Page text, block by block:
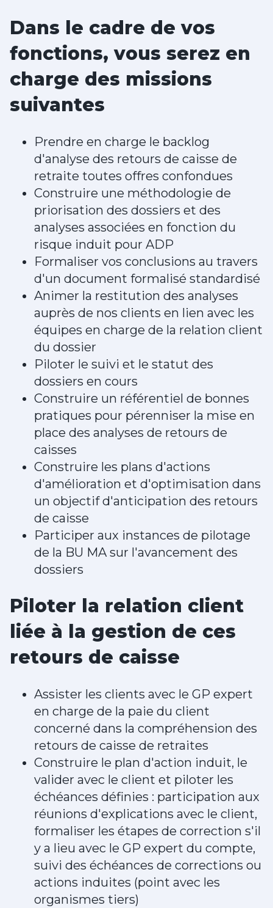
Dans le cadre de vos
fonctions, vous serez en
charge des missions
suivantes
Prendre en charge le backlog
d'analyse des retours de caisse de
retraite toutes offres confondues
Construire une méthodologie de
priorisation des dossiers et des
analyses associées en fonction du
risque induit pour ADP
Formaliser vos conclusions au travers
d'un document formalisé standardisé
Animer la restitution des analyses
auprès de nos clients en lien avec les
équipes en charge de la relation client
du dossier
Piloter le suivi et le statut des
dossiers en cours
Construire un référentiel de bonnes
pratiques pour pérenniser la mise en
place des analyses de retours de
caisses
Construire les plans d'actions
d'amélioration et d'optimisation dans
un objectif d'anticipation des retours
de caisse
Participer aux instances de pilotage
de la BU MA sur l'avancement des
dossiers
Piloter la relation client
liée à la gestion de ces
retours de caisse
Assister les clients avec le GP expert
en charge de la paie du client
concerné dans la compréhension des
retours de caisse de retraites
Construire le plan d'action induit, le
valider avec le client et piloter les
échéances définies : participation aux
réunions d'explications avec le client,
formaliser les étapes de correction s'il
y a lieu avec le GP expert du compte,
suivi des échéances de corrections ou
actions induites (point avec les
organismes tiers)